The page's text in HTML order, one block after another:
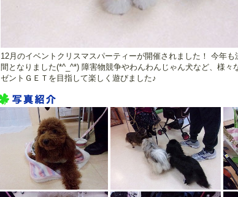
12月のイベントクリスマスパーティーが開催されました！ 今年
間となりました(*^_^*) 障害物競争やわんわんじゃん犬など、様
ゼントＧＥＴを目指して楽しく遊びました♪